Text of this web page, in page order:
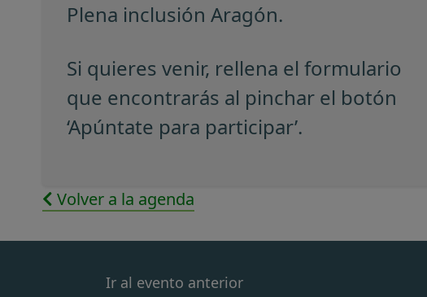
Plena inclusión Aragón.
Si quieres venir, rellena el formulario
que encontrarás al pinchar el botón
‘Apúntate para participar’.
Volver a la agenda
Ir al evento anterior